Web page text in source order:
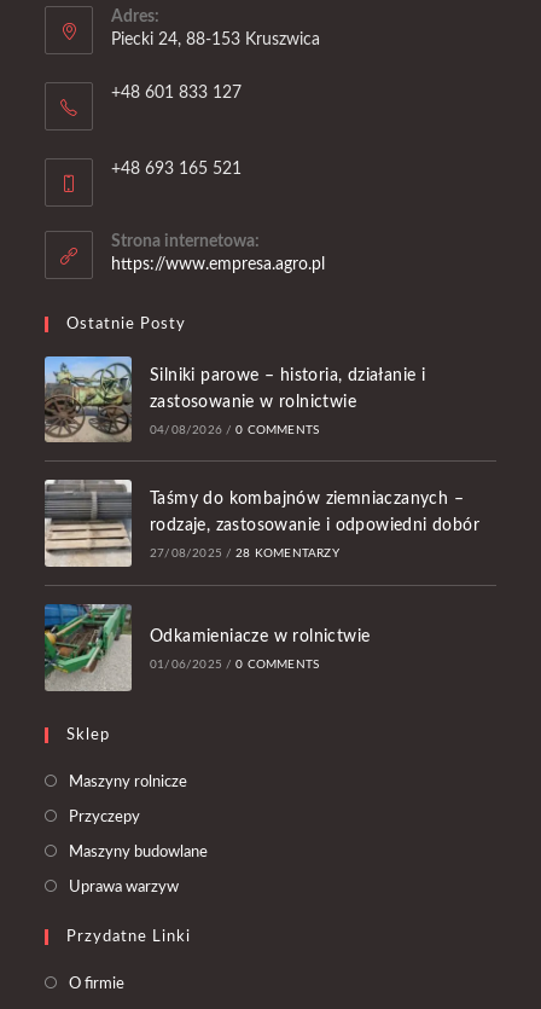
Adres:
Piecki 24, 88-153 Kruszwica
+48 601 833 127
+48 693 165 521
Strona internetowa:
https://www.empresa.agro.pl
Ostatnie Posty
Silniki parowe – historia, działanie i
zastosowanie w rolnictwie
04/08/2026 / 0 COMMENTS
Taśmy do kombajnów ziemniaczanych –
rodzaje, zastosowanie i odpowiedni dobór
27/08/2025 / 28 KOMENTARZY
Odkamieniacze w rolnictwie
01/06/2025 / 0 COMMENTS
Sklep
Maszyny rolniczeOpens
PrzyczepyOpens
in
tab
Maszyny budowlaneOpens
Uprawa warzywOpens
a
Przydatne Linki
O firmie